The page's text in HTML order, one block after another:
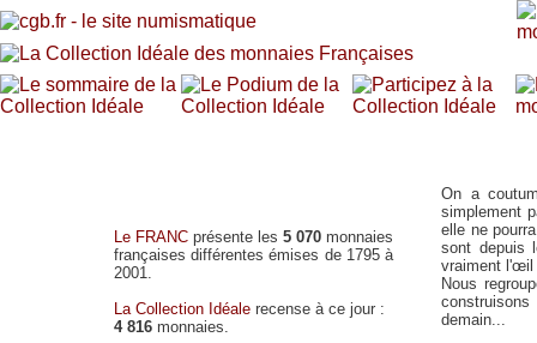
Le FRANC présente les 5 070 monnaies
françaises différentes émises de 1795 à
2001.
La Collection Idéale recense à ce jour :
4 816 monnaies.
On a
simplement
elle ne
sont depuis
vraiment l'œil
Nous
demain...